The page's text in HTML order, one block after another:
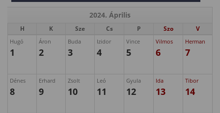
2024. Április
H K Sze Cs P Szo V
Hugó
1
Áron
2
Buda
3
Izidor
4
Vince
5
Vilmos
6
Herman
7
Dénes
8
Erhard
9
Zsolt
10
Leó
11
Gyula
12
Ida
13
Tibor
14